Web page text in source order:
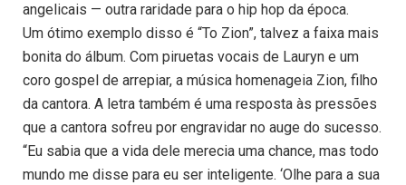
angelicais — outra raridade para o hip hop da época.
Um ótimo exemplo disso é “To Zion”, talvez a faixa mais
bonita do álbum. Com piruetas vocais de Lauryn e um
coro gospel de arrepiar, a música homenageia Zion, filho
da cantora. A letra também é uma resposta às pressões
que a cantora sofreu por engravidar no auge do sucesso.
“Eu sabia que a vida dele merecia uma chance, mas todo
mundo me disse para eu ser inteligente. ‘Olhe para a sua